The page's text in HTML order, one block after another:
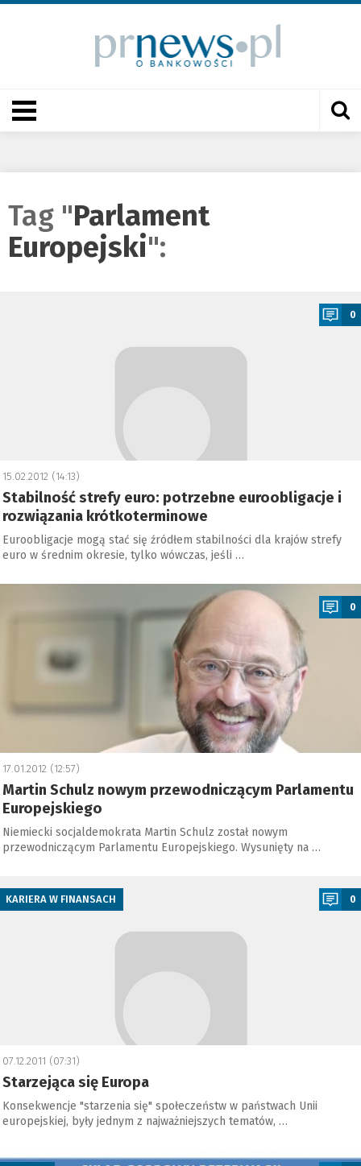
Tag "Parlament
Europejski":
0
15.02.2012 (14:13)
Stabilność strefy euro: potrzebne euroobligacje i
rozwiązania krótkoterminowe
Euroobligacje mogą stać się źródłem stabilności dla krajów strefy
euro w średnim okresie, tylko wówczas, jeśli …
0
17.01.2012 (12:57)
Martin Schulz nowym przewodniczącym Parlamentu
Europejskiego
Niemiecki socjaldemokrata Martin Schulz został nowym
przewodniczącym Parlamentu Europejskiego. Wysunięty na …
KARIERA W FINANSACH 0
07.12.2011 (07:31)
Starzejąca się Europa
Konsekwencje "starzenia się" społeczeństw w państwach Unii
europejskiej, były jednym z najważniejszych tematów, …